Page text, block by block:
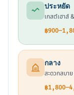
ประหยัด
เกสต์เฮาส์
฿
กลาง
สะดวกสบ
฿